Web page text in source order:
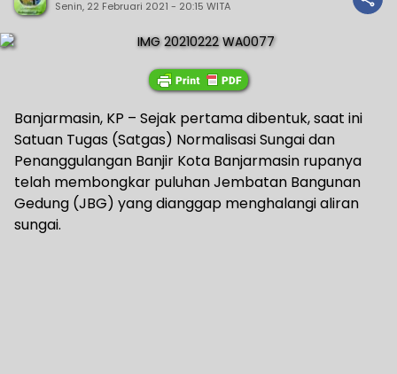
Senin, 22 Februari 2021 - 20:15 WITA
Banjarmasin, KP – Sejak pertama dibentuk, saat ini
Satuan Tugas (Satgas) Normalisasi Sungai dan
Penanggulangan Banjir Kota Banjarmasin rupanya
telah membongkar puluhan Jembatan Bangunan
Gedung (JBG) yang dianggap menghalangi aliran
sungai.